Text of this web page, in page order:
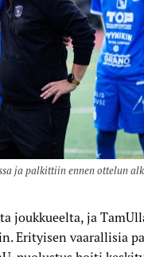
ja palkittiin ennen ottelun
joukkueelta, ja
Erityisen vaarallisia